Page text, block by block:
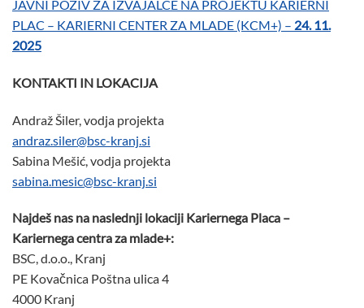
JAVNI POZIV ZA IZVAJALCE NA PROJEKTU KARIERNI
PLAC – KARIERNI CENTER ZA MLADE (KCM+) – 24. 11.
2025
KONTAKTI IN LOKACIJA
Andraž Šiler, vodja projekta
andraz.siler@bsc-kranj.si
Sabina Mešić, vodja projekta
sabina.mesic@bsc-kranj.si
Najdeš nas na naslednji lokaciji Kariernega Placa –
Kariernega centra za mlade+:
BSC, d.o.o., Kranj
PE Kovačnica Poštna ulica 4
4000 Kranj